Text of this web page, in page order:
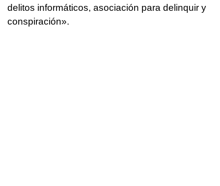
delitos informáticos, asociación para delinquir y
conspiración».